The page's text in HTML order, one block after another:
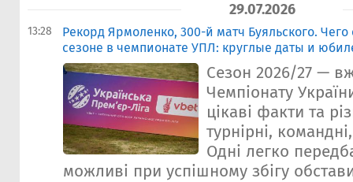
29.07.2026
13:28
Рекорд Ярмоленко, 300-й матч Буяльского.
сезоне в чемпионате УПЛ: круглые даты и
Сезон 2026/27 —
Чемпіонату
цікаві факти та
турнірні,
Одні легко
можливі при успішному збігу